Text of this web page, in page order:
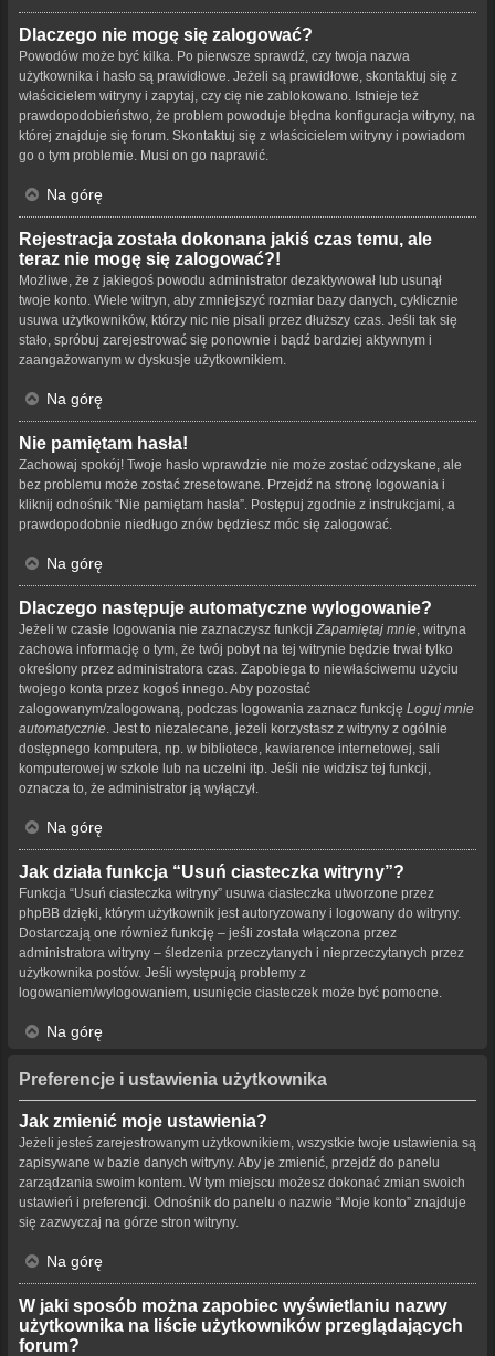
Dlaczego nie mogę się zalogować?
Powodów może być kilka. Po pierwsze sprawdź, czy twoja nazwa
użytkownika i hasło są prawidłowe. Jeżeli są prawidłowe, skontaktuj się z
właścicielem witryny i zapytaj, czy cię nie zablokowano. Istnieje też
prawdopodobieństwo, że problem powoduje błędna konfiguracja witryny, na
której znajduje się forum. Skontaktuj się z właścicielem witryny i powiadom
go o tym problemie. Musi on go naprawić.
Na górę
Rejestracja została dokonana jakiś czas temu, ale
teraz nie mogę się zalogować?!
Możliwe, że z jakiegoś powodu administrator dezaktywował lub usunął
twoje konto. Wiele witryn, aby zmniejszyć rozmiar bazy danych, cyklicznie
usuwa użytkowników, którzy nic nie pisali przez dłuższy czas. Jeśli tak się
stało, spróbuj zarejestrować się ponownie i bądź bardziej aktywnym i
zaangażowanym w dyskusje użytkownikiem.
Na górę
Nie pamiętam hasła!
Zachowaj spokój! Twoje hasło wprawdzie nie może zostać odzyskane, ale
bez problemu może zostać zresetowane. Przejdź na stronę logowania i
kliknij odnośnik “Nie pamiętam hasła”. Postępuj zgodnie z instrukcjami, a
prawdopodobnie niedługo znów będziesz móc się zalogować.
Na górę
Dlaczego następuje automatyczne wylogowanie?
Jeżeli w czasie logowania nie zaznaczysz funkcji Zapamiętaj mnie , witryna
zachowa informację o tym, że twój pobyt na tej witrynie będzie trwał tylko
określony przez administratora czas. Zapobiega to niewłaściwemu użyciu
twojego konta przez kogoś innego. Aby pozostać
zalogowanym/zalogowaną, podczas logowania zaznacz funkcję Loguj mnie
automatycznie . Jest to niezalecane, jeżeli korzystasz z witryny z ogólnie
dostępnego komputera, np. w bibliotece, kawiarence internetowej, sali
komputerowej w szkole lub na uczelni itp. Jeśli nie widzisz tej funkcji,
oznacza to, że administrator ją wyłączył.
Na górę
Jak działa funkcja “Usuń ciasteczka witryny”?
Funkcja “Usuń ciasteczka witryny” usuwa ciasteczka utworzone przez
phpBB dzięki, którym użytkownik jest autoryzowany i logowany do witryny.
Dostarczają one również funkcję – jeśli została włączona przez
administratora witryny – śledzenia przeczytanych i nieprzeczytanych przez
użytkownika postów. Jeśli występują problemy z
logowaniem/wylogowaniem, usunięcie ciasteczek może być pomocne.
Na górę
Preferencje i ustawienia użytkownika
Jak zmienić moje ustawienia?
Jeżeli jesteś zarejestrowanym użytkownikiem, wszystkie twoje ustawienia są
zapisywane w bazie danych witryny. Aby je zmienić, przejdź do panelu
zarządzania swoim kontem. W tym miejscu możesz dokonać zmian swoich
ustawień i preferencji. Odnośnik do panelu o nazwie “Moje konto” znajduje
się zazwyczaj na górze stron witryny.
Na górę
W jaki sposób można zapobiec wyświetlaniu nazwy
użytkownika na liście użytkowników przeglądających
forum?